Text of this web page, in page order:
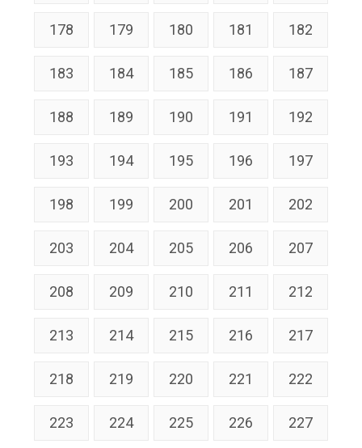
178 179 180 181 182
183 184 185 186 187
188 189 190 191 192
193 194 195 196 197
198 199 200 201 202
203 204 205 206 207
208 209 210 211 212
213 214 215 216 217
218 219 220 221 222
223 224 225 226 227